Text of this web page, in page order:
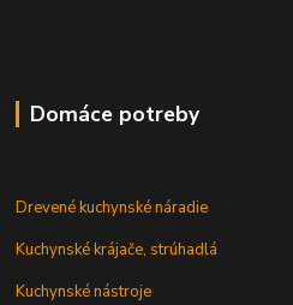
Domáce potreby
Drevené kuchynské náradie
Kuchynské krájače, strúhadlá
Kuchynské nástroje